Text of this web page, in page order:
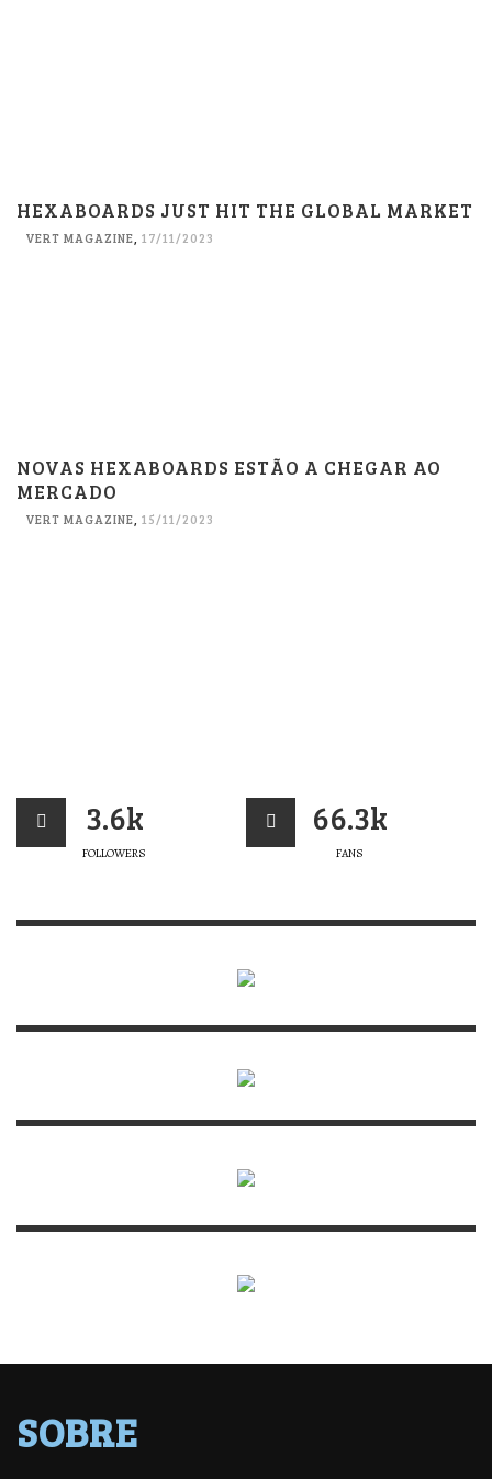
HEXABOARDS JUST HIT THE GLOBAL MARKET
VERT MAGAZINE, 17/11/2023
NOVAS HEXABOARDS ESTÃO A CHEGAR AO
MERCADO
VERT MAGAZINE, 15/11/2023
3.6k
FOLLOWERS
66.3k
FANS
SOBRE